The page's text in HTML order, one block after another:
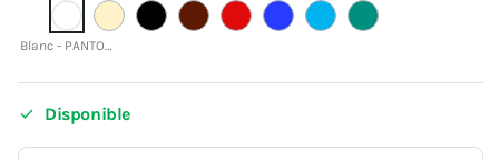
Blanc - PANTONE 11-0601 TCX
 Disponible